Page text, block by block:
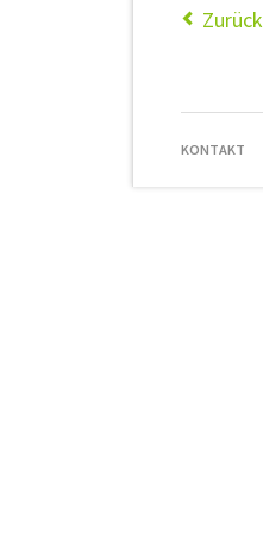
Zurück
NAVIGATION
KONTAKT